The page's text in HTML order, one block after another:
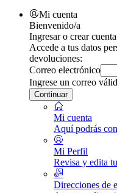
Mi cuenta
Bienvenido/a
Ingresar o crear cuenta
Accede a tus datos
devoluciones:
Correo electrónico
Ingrese un correo
Continuar
Mi cuenta
Aquí podrás
Mi Perfil
Revisa y edita
Direcciones de